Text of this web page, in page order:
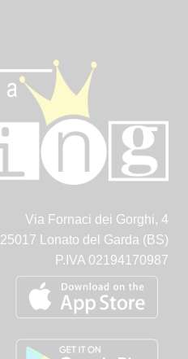
Via Fornaci dei Gorghi, 4
25017 Lonato del Garda (BS)
P.IVA 02194170987